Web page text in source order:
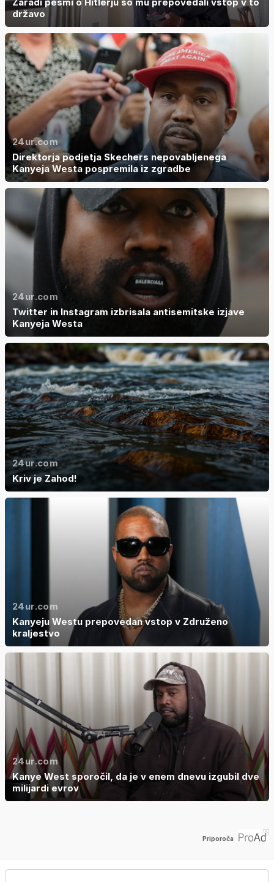
Zaradi pesmi o Hitlerju so mu prepovedali vstop v to
državo
24ur.com
Direktorja podjetja Skechers nepovabljenega
Kanyeja Westa pospremila iz zgradbe
24ur.com
Twitter in Instagram izbrisala antisemitske izjave
Kanyeja Westa
24ur.com
Kriv je Zahod!
24ur.com
Kanyeju Westu prepovedan vstop v Združeno
kraljestvo
24ur.com
Kanye West sporočil, da je v enem dnevu izgubil dve
milijardi evrov
Priporoča